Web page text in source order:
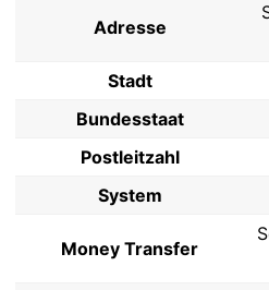
Adresse
Stadt
Bundesstaat
Postleitzahl
System
Money Transfer